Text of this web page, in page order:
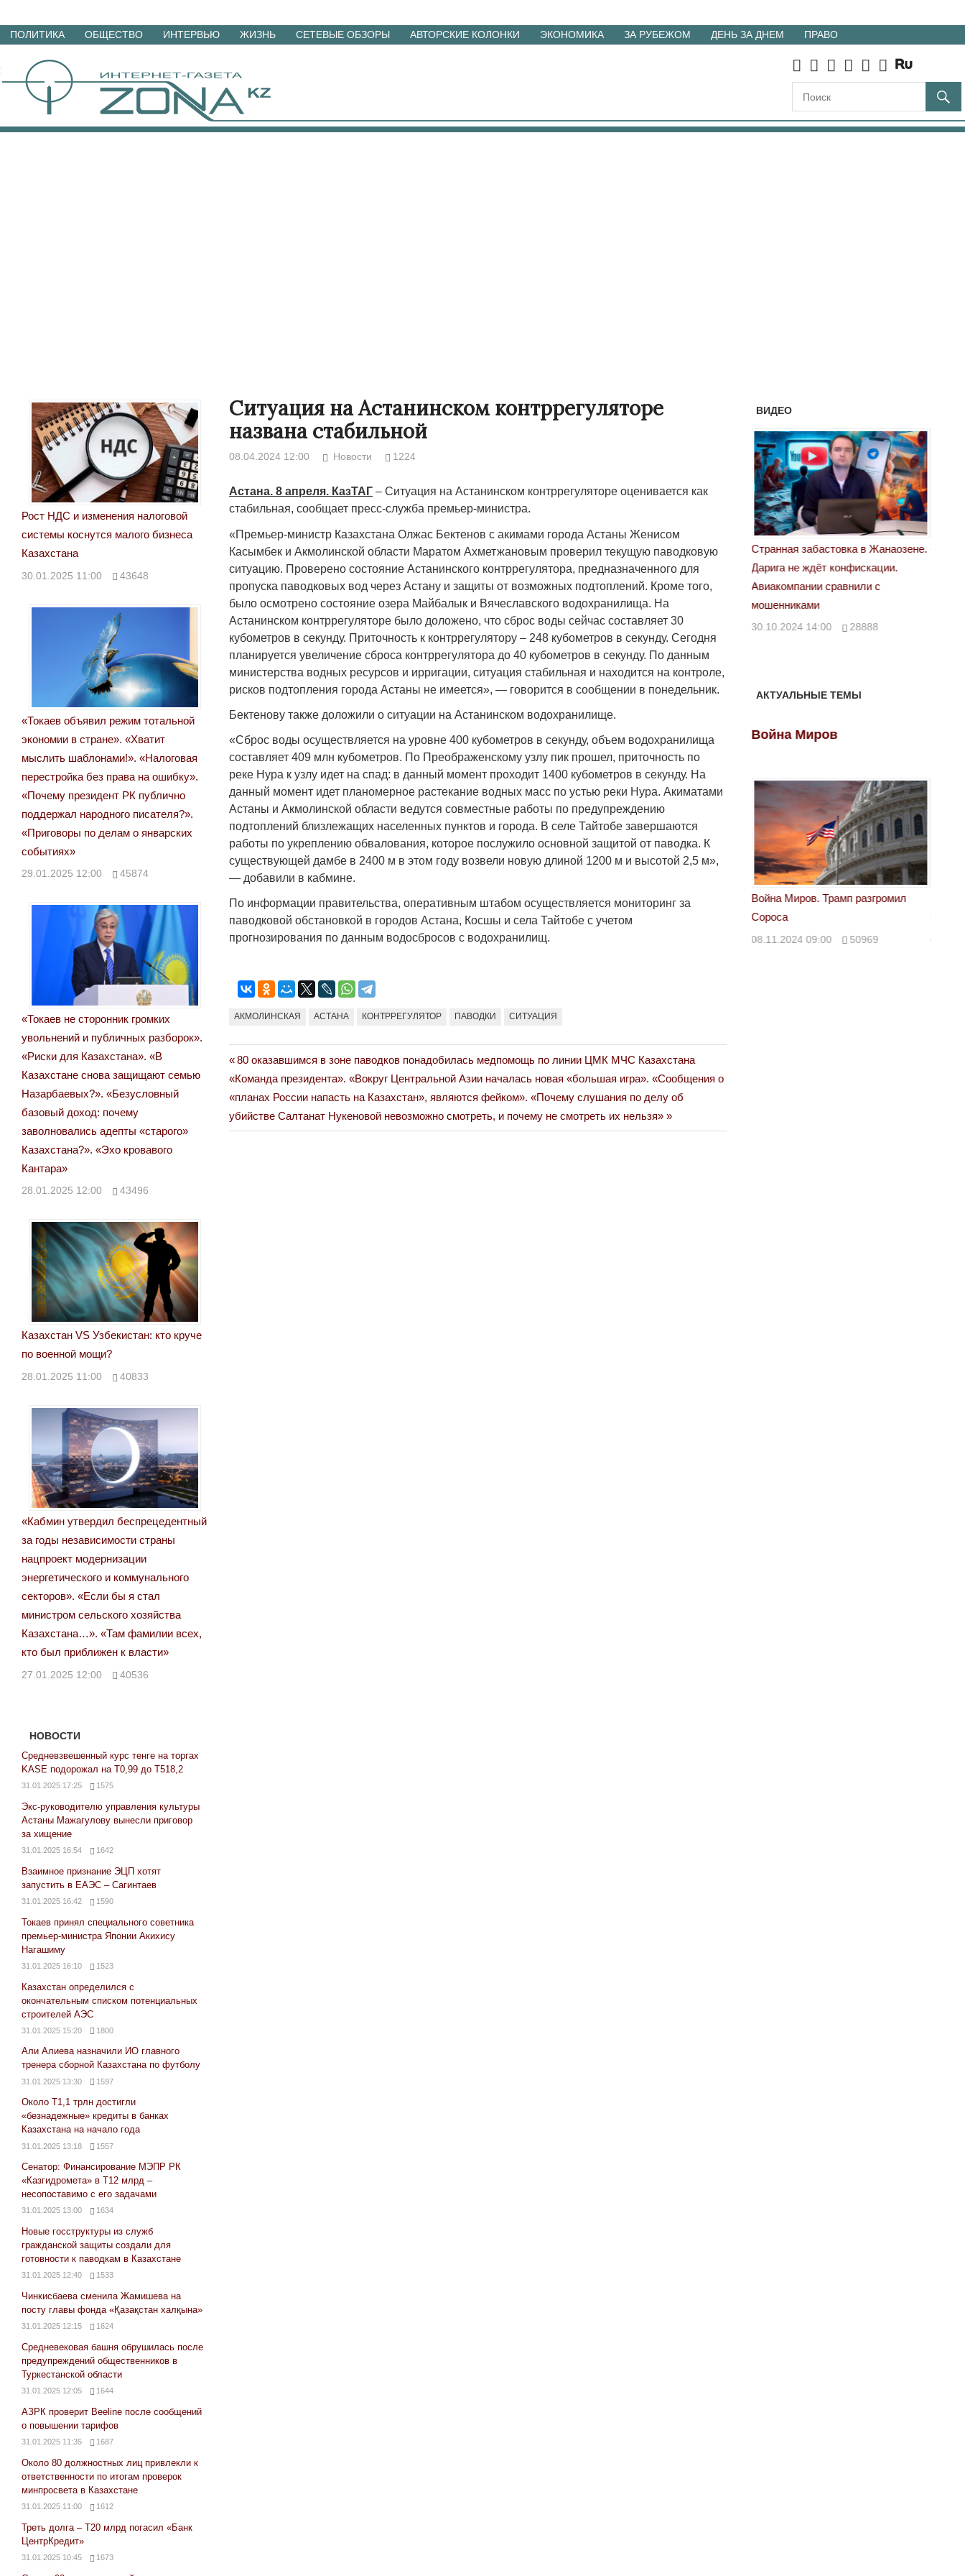
Перейти
материалам
ПОЛИТИКА ОБЩЕСТВО ИНТЕРВЬЮ ЖИЗНЬ СЕТЕВЫЕ ОБЗОРЫ АВТОРСКИЕ КОЛОНКИ ЭКОНОМИКА ЗА РУБЕЖОМ ДЕНЬ ЗА ДНЕМ ПРАВО
Ситуация на Астанинском контррегуляторе
названа стабильной
08.04.2024 12:00 Новости 1224
Астана. 8 апреля. КазТАГ – Ситуация на Астанинском контррегуляторе оценивается как
стабильная, сообщает пресс-служба премьер-министра.
«Премьер-министр Казахстана Олжас Бектенов с акимами города Астаны Женисом
Касымбек и Акмолинской области Маратом Ахметжановым проверил текущую паводковую
ситуацию. Проверено состояние Астанинского контррегулятора, предназначенного для
пропуска паводковых вод через Астану и защиты от возможных подтоплений. Кроме того,
было осмотрено состояние озера Майбалык и Вячеславского водохранилища. На
Астанинском контррегуляторе было доложено, что сброс воды сейчас составляет 30
кубометров в секунду. Приточность к контррегулятору – 248 кубометров в секунду. Сегодня
планируется увеличение сброса контррегулятора до 40 кубометров в секунду. По данным
министерства водных ресурсов и ирригации, ситуация стабильная и находится на контроле,
рисков подтопления города Астаны не имеется», — говорится в сообщении в понедельник.
Бектенову также доложили о ситуации на Астанинском водохранилище.
«Сброс воды осуществляется на уровне 400 кубометров в секунду, объем водохранилища
составляет 409 млн кубометров. По Преображенскому узлу пик прошел, приточность по
реке Нура к узлу идет на спад: в данный момент проходит 1400 кубометров в секунду. На
данный момент идет планомерное растекание водных масс по устью реки Нура. Акиматами
Астаны и Акмолинской области ведутся совместные работы по предупреждению
подтоплений близлежащих населенных пунктов и города. В селе Тайтобе завершаются
работы по укреплению обвалования, которое послужило основной защитой от паводка. К
существующей дамбе в 2400 м в этом году возвели новую длиной 1200 м и высотой 2,5 м»,
— добавили в кабмине.
По информации правительства, оперативным штабом осуществляется мониторинг за
паводковой обстановкой в городов Астана, Косшы и села Тайтобе с учетом
прогнозирования по данным водосбросов с водохранилищ.
АКМОЛИНСКАЯ АСТАНА КОНТРРЕГУЛЯТОР ПАВОДКИ СИТУАЦИЯ
Навигация
по
записям
Previous
Post:
80 оказавшимся в зоне паводков понадобилась медпомощь по линии ЦМК МЧС Казахстана
Next
Post:
«Команда президента». «Вокруг Центральной Азии началась новая «большая игра». «Сообщения о
«планах России напасть на Казахстан», являются фейком». «Почему слушания по делу об
убийстве Салтанат Нукеновой невозможно смотреть, и почему не смотреть их нельзя»
Рост НДС и изменения налоговой
системы коснутся малого бизнеса
Казахстана
30.01.2025 11:00 43648
«Токаев объявил режим тотальной
экономии в стране». «Хватит
мыслить шаблонами!». «Налоговая
перестройка без права на ошибку».
«Почему президент РК публично
поддержал народного писателя?».
«Приговоры по делам о январских
событиях»
29.01.2025 12:00 45874
«Токаев не сторонник громких
увольнений и публичных разборок».
«Риски для Казахстана». «В
Казахстане снова защищают семью
Назарбаевых?». «Безусловный
базовый доход: почему
заволновались адепты «старого»
Казахстана?». «Эхо кровавого
Кантара»
28.01.2025 12:00 43496
Казахстан VS Узбекистан: кто круче
по военной мощи?
28.01.2025 11:00 40833
«Кабмин утвердил беспрецедентный
за годы независимости страны
нацпроект модернизации
энергетического и коммунального
секторов». «Если бы я стал
министром сельского хозяйства
Казахстана…». «Там фамилии всех,
кто был приближен к власти»
27.01.2025 12:00 40536
НОВОСТИ
Средневзвешенный курс тенге на торгах
KASE подорожал на Т0,99 до Т518,2
31.01.2025 17:25 1575
Экс-руководителю управления культуры
Астаны Мажагулову вынесли приговор
за хищение
31.01.2025 16:54 1642
Взаимное признание ЭЦП хотят
запустить в ЕАЭС – Сагинтаев
31.01.2025 16:42 1590
Токаев принял специального советника
премьер-министра Японии Акихису
Нагашиму
31.01.2025 16:10 1523
Казахстан определился с
окончательным списком потенциальных
строителей АЭС
31.01.2025 15:20 1800
Али Алиева назначили ИО главного
тренера сборной Казахстана по футболу
31.01.2025 13:30 1597
Около Т1,1 трлн достигли
«безнадежные» кредиты в банках
Казахстана на начало года
31.01.2025 13:18 1557
Сенатор: Финансирование МЭПР РК
«Казгидромета» в Т12 млрд –
несопоставимо с его задачами
31.01.2025 13:00 1634
Новые госструктуры из служб
гражданской защиты создали для
готовности к паводкам в Казахстане
31.01.2025 12:40 1533
Чинкисбаева сменила Жамишева на
посту главы фонда «Қазақстан халқына»
31.01.2025 12:15 1624
Средневековая башня обрушилась после
предупреждений общественников в
Туркестанской области
31.01.2025 12:05 1644
АЗРК проверит Beeline после сообщений
о повышении тарифов
31.01.2025 11:35 1687
Около 80 должностных лиц привлекли к
ответственности по итогам проверок
минпросвета в Казахстане
31.01.2025 11:00 1612
Треть долга – Т20 млрд погасил «Банк
ЦентрКредит»
31.01.2025 10:45 1673
ВИДЕО
Народ выбрал свет
17.10.2024 17:00 29972
Странная забастовка в Жанаозене.
Дарига не ждёт конфискации.
Авиакомпании сравнили с
мошенниками
30.10.2024 14:00 28888
«Новый Казахстан не говорит всей
правды»
29.10.2024 09:00 39623
АКТУАЛЬНЫЕ ТЕМЫ
Война Миров
Война Миров. Трамп разгромил
Сороса
Война Миров
Война Миров. Трамп разгромил
Сороса
08.11.2024 09:00 50969